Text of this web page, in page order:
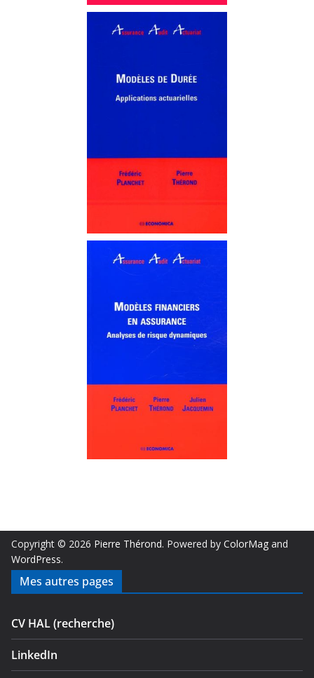
Copyright © 2026 Pierre Thérond. Powered by ColorMag and
WordPress.
Mes autres pages
CV HAL (recherche)
LinkedIn